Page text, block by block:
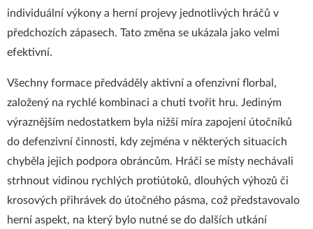
individuální výkony a herní projevy jednotlivých hráčů v
předchozích zápasech. Tato změna se ukázala jako velmi
efektivní.
Všechny formace předváděly aktivní a ofenzivní florbal,
založený na rychlé kombinaci a chuti tvořit hru. Jediným
výraznějším nedostatkem byla nižší míra zapojení útočníků
do defenzivní činnosti, kdy zejména v některých situacích
chyběla jejich podpora obráncům. Hráči se místy nechávali
strhnout vidinou rychlých protiútoků, dlouhých výhozů či
krosových přihrávek do útočného pásma, což představovalo
herní aspekt, na který bylo nutné se do dalších utkání